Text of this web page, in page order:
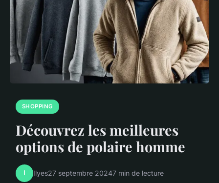
SHOPPING
Découvrez les meilleures
options de polaire homme
I Ilyes27 septembre 20247 min de lecture